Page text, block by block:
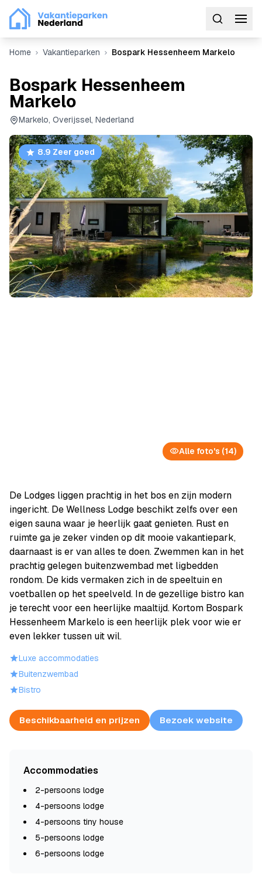
Home Vakantieparken Bospark Hessenheem Markelo
Bospark Hessenheem
Markelo
Markelo, Overijssel, Nederland
8.9 Zeer goed
Alle foto's (14)
De Lodges liggen prachtig in het bos en zijn modern
ingericht. De Wellness Lodge beschikt zelfs over een
eigen sauna waar je heerlijk gaat genieten. Rust en
ruimte ga je zeker vinden op dit mooie vakantiepark,
daarnaast is er van alles te doen. Zwemmen kan in het
prachtig gelegen buitenzwembad met ligbedden
rondom. De kids vermaken zich in de speeltuin en
voetballen op het speelveld. In de gezellige bistro kan
je terecht voor een heerlijke maaltijd. Kortom Bospark
Hessenheem Markelo is een heerlijk plek voor wie er
even lekker tussen uit wil.
Luxe accommodaties
Buitenzwembad
Bistro
Beschikbaarheid en prijzen Bezoek website
Accommodaties
2-persoons lodge
4-persoons lodge
4-persoons tiny house
5-persoons lodge
6-persoons lodge